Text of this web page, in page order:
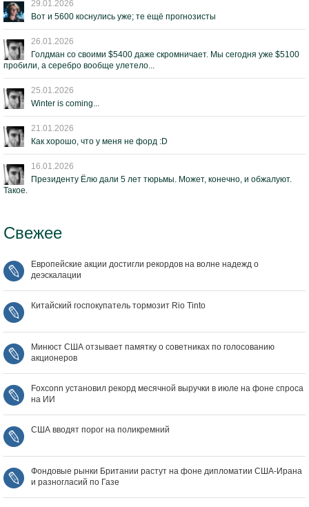
29.01.2026
Вот и 5600 коснулись уже; те ещё прогнозисты
26.01.2026
Голдман со своими $5400 даже скромничает. Мы сегодня уже $5100
пробили, а серебро вообще улетело...
25.01.2026
Winter is coming...
21.01.2026
Как хорошо, что у меня не форд :D
16.01.2026
Президенту Ёлю дали 5 лет тюрьмы. Может, конечно, и обжалуют.
Такое.
Свежее
Европейские акции достигли рекордов на волне надежд о
деэскалации
Китайский госпокупатель тормозит Rio Tinto
Минюст США отзывает памятку о советниках по голосованию
акционеров
Foxconn установил рекорд месячной выручки в июле на фоне спроса
на ИИ
США вводят порог на поликремний
Фондовые рынки Британии растут на фоне дипломатии США‑Ирана
и разногласий по Газе